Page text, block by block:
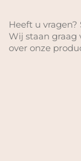
Heeft u
Wij staan graag
over onze